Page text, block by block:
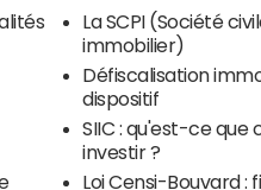
La SCPI (Société
immobilier)
Défiscalisation
dispositif
SIIC : qu'est-ce
investir ?
Loi Censi-Bouvard :